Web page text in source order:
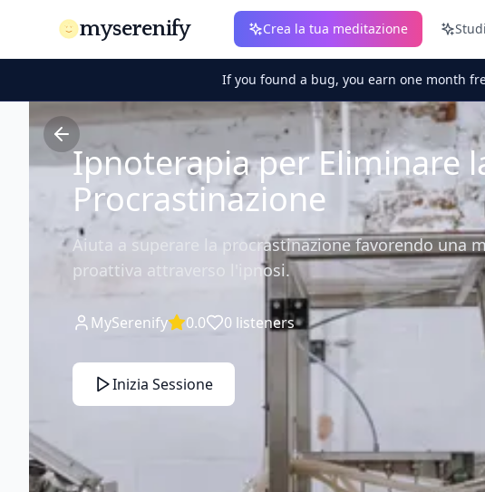
myserenify Crea la tua meditazione
If you found a bug, you earn one month
Ipnoterapia per Eliminare
Procrastinazione
Aiuta a superare la procrastinazione favorendo una
proattiva attraverso l'ipnosi.
MySerenify 0.0 0 listeners
Inizia Sessione